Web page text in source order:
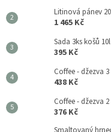
Litinová pánev
1 465 Kč
Sada 3ks košů
395 Kč
Coffee - džezva
438 Kč
Coffee - džezva
376 Kč